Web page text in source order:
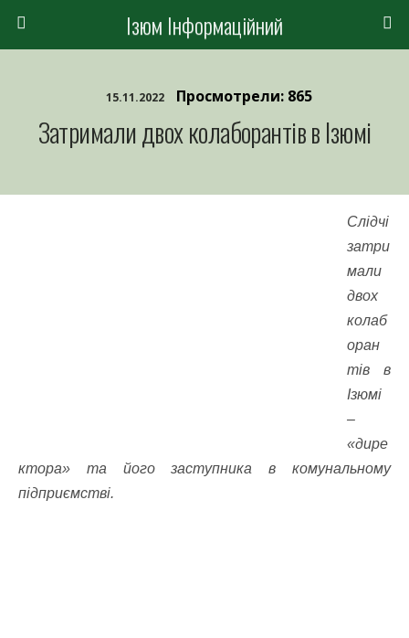
Ізюм Інформаційний
15.11.2022 Просмотрели: 865
Затримали двох колаборантів в Ізюмі
Слідчі
затри
мали
двох
колаб
оран
тів в
Ізюмі
–
«дире
ктора» та його заступника в комунальному
підприємстві.